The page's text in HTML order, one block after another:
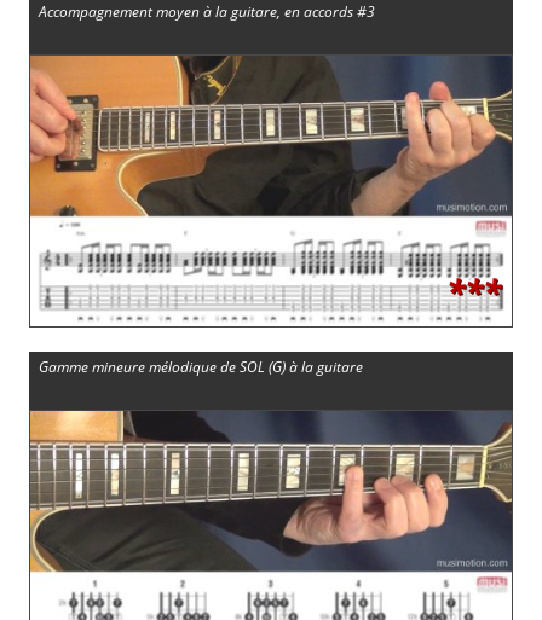
Accompagnement moyen à la guitare, en accords #3
***
Gamme mineure mélodique de SOL (G) à la guitare